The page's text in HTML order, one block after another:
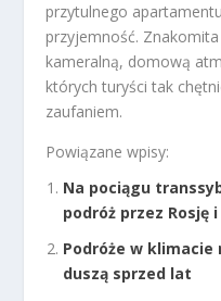
przytulnego
przyjemność.
kameralną, domową
których turyści tak
zaufaniem.
Powiązane wpisy:
Na pociągu
podróż przez Rosję
Podróże w
duszą sprzed lat